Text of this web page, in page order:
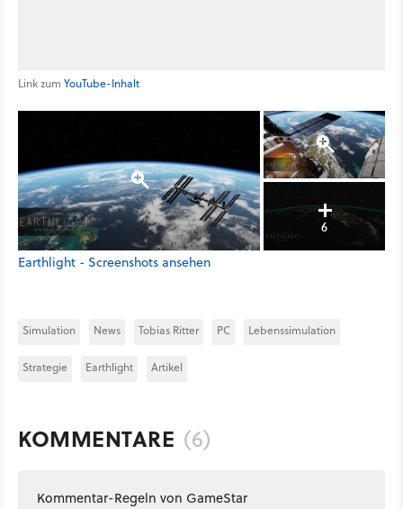
Link zum YouTube-Inhalt
6
Earthlight - Screenshots ansehen
Simulation News Tobias Ritter PC Lebenssimulation
Strategie Earthlight Artikel
KOMMENTARE (6)
Kommentar-Regeln von GameStar